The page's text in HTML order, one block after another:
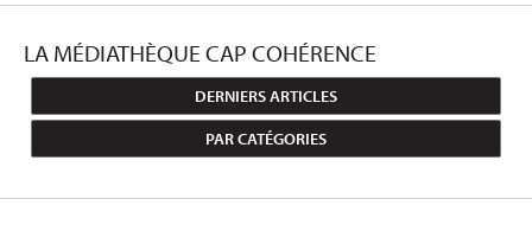
ACCUEIL
EXPERTISE
LA MÉDIATHÈQUE CAP COHÉRENCE
DERNIERS ARTICLES
PAR CATÉGORIES